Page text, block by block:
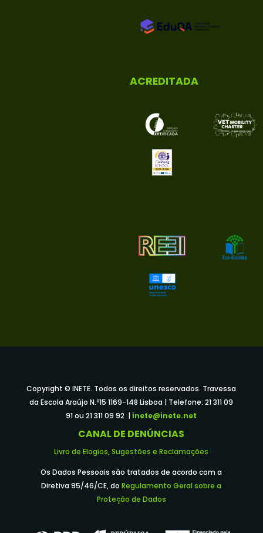
ACREDITADA
Copyright © INETE. Todos os direitos reservados. Travessa
da Escola Araújo N.º15 1169-148 Lisboa | Telefone: 21 311 09
91 ou 21 311 09 92 | inete@inete.net
CANAL DE DENÚNCIAS
Livro de Elogios, Sugestões e Reclamações
Os Dados Pessoais são tratados de acordo com a
Diretiva 95/46/CE, doRegulamento Geral sobre a
Proteção de Dados